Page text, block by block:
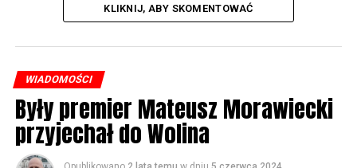
KLIKNIJ, ABY SKOMENTOWAĆ
WIADOMOŚCI
Były premier Mateusz Morawiecki
przyjechał do Wolina